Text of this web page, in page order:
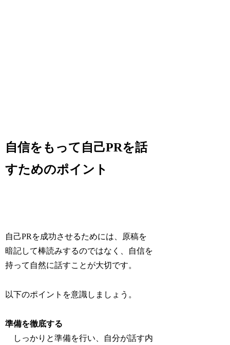
自信をもって自己PRを話
すためのポイント
自己PRを成功させるためには、 原稿を
暗記して棒読みするのではなく、自信を
持って自然に話すことが大切です。
以下のポイントを意識しましょう。
準備を徹底する
しっかりと準備を行い、自分が話す内